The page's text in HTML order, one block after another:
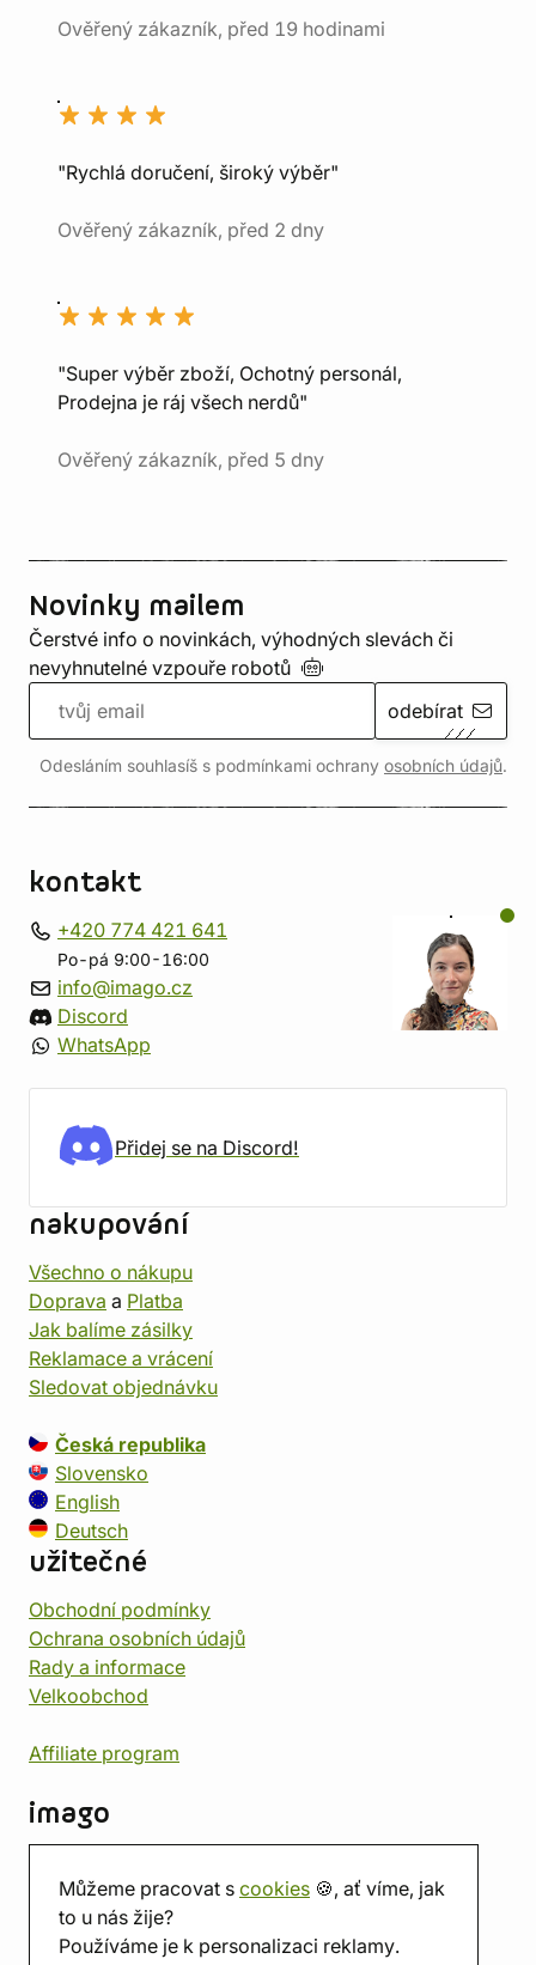
Můžeme pracovat s cookies 🍪, ať víme, jak
to u nás žije?
Používáme je k personalizaci reklamy.
Ověřený zákazník, před 19 hodinami
"Rychlá doručení, široký výběr"
Ověřený zákazník, před 2 dny
"Super výběr zboží, Ochotný personál,
Prodejna je ráj všech nerdů"
Ověřený zákazník, před 5 dny
Novinky mailem
Čerstvé info o novinkách, výhodných slevách či
nevyhnutelné vzpouře robotů
odebírat
Odesláním souhlasíš s podmínkami ochrany osobních údajů.
kontakt
+420 774 421 641
Po-pá 9:00-16:00
info@imago.cz
Discord
WhatsApp
Přidej se na Discord!
nakupování
Všechno o nákupu
Doprava a Platba
Jak balíme zásilky
Reklamace a vrácení
Sledovat objednávku
Česká republika
Slovensko
English
Deutsch
užitečné
Obchodní podmínky
Ochrana osobních údajů
Rady a informace
Velkoobchod
Affiliate program
imago
Prodejna
Herna
O nás